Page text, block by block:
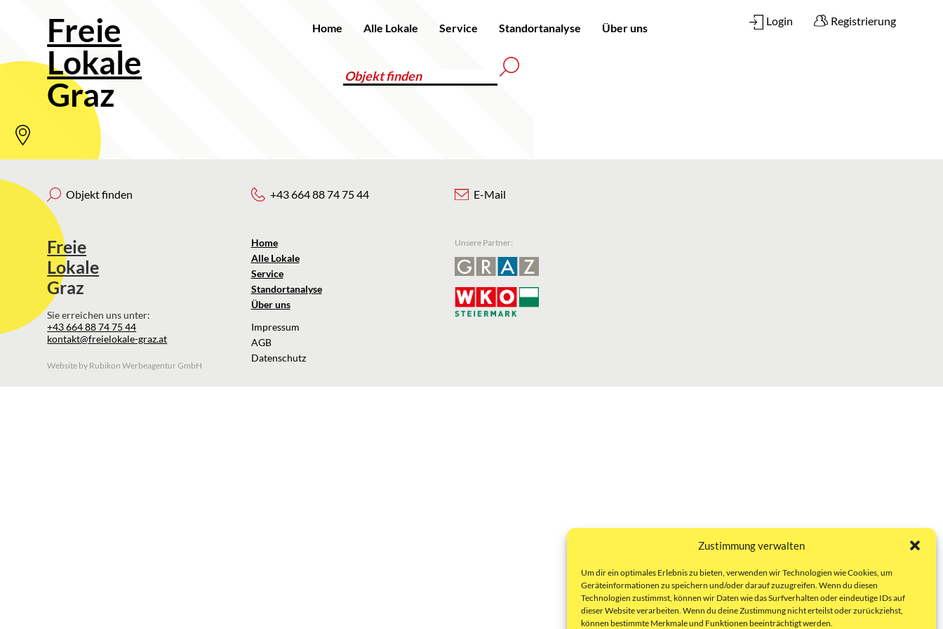
Zustimmung verwalten
Um dir ein optimales Erlebnis zu bieten, verwenden wir Technologien wie Cookies, um
Geräteinformationen zu speichern und/oder darauf zuzugreifen. Wenn du diesen
Technologien zustimmst, können wir Daten wie das Surfverhalten oder eindeutige IDs auf
dieser Website verarbeiten. Wenn du deine Zustimmung nicht erteilst oder zurückziehst,
können bestimmte Merkmale und Funktionen beeinträchtigt werden.
Freie
Lokale
Graz
Home Alle Lokale Service Standortanalyse Über uns
Login Registrierung
Objekt finden
Freie
Lokale
Graz
Sie erreichen uns unter:
+43 664 88 74 75 44
kontakt@freielokale-graz.at
Website by Rubikon Werbeagentur GmbH
+43 664 88 74 75 44
Home
Alle Lokale
Service
Standortanalyse
Über uns
Impressum
AGB
Datenschutz
E-Mail
Unsere Partner: